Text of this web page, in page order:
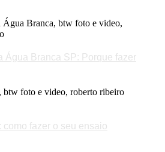
Água Branca SP: Porque fazer
como fazer o seu ensaio